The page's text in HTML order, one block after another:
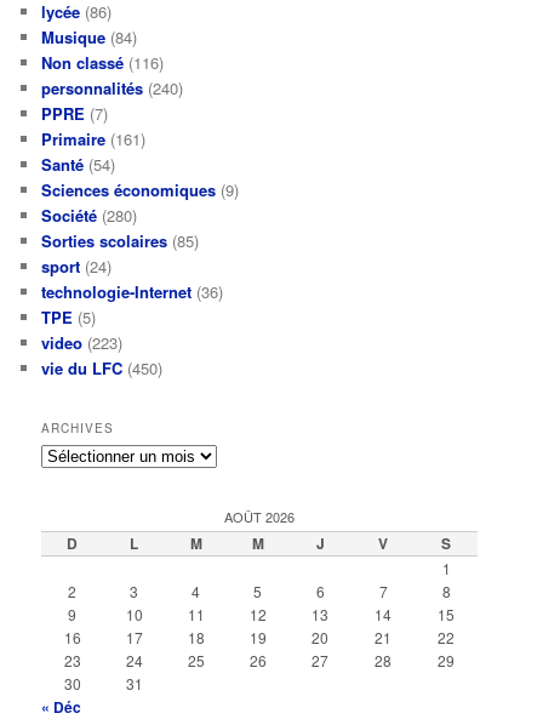
lycée (86)
Musique (84)
Non classé (116)
personnalités (240)
PPRE (7)
Primaire (161)
Santé (54)
Sciences économiques (9)
Société (280)
Sorties scolaires (85)
sport (24)
technologie-Internet (36)
TPE (5)
video (223)
vie du LFC (450)
ARCHIVES
Archives
AOÛT 2026
D L M M J V S
1
2
3 4 5 6 7
8
9
10 11 12 13 14
15
16
17 18 19 20 21
22
23
24 25 26 27 28
29
30
31
« Déc